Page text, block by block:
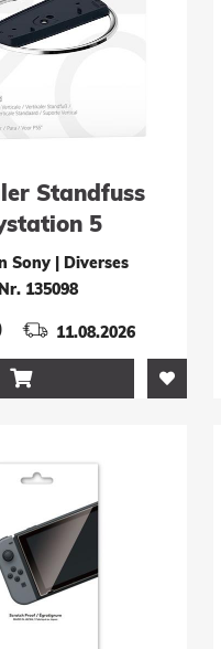
Standfuss
5
Sony | Diverses
135098
11.08.2026
